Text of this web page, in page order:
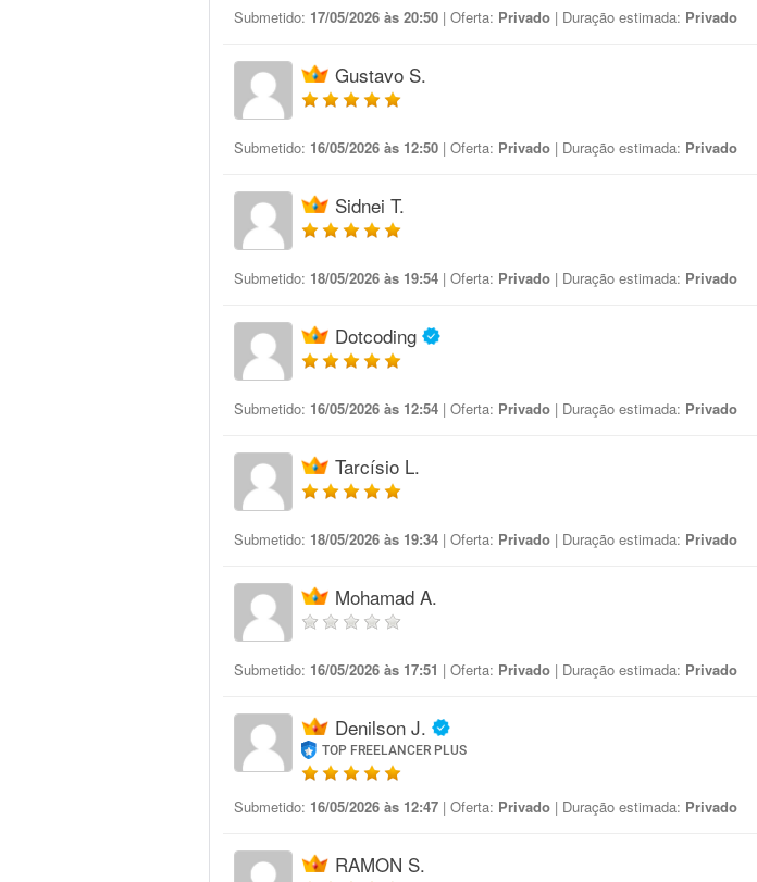
Submetido: 17/05/2026 às 20:50 | Oferta: Privado | Duração estimada: Privado
Gustavo S.
Submetido: 16/05/2026 às 12:50 | Oferta: Privado | Duração estimada: Privado
Sidnei T.
Submetido: 18/05/2026 às 19:54 | Oferta: Privado | Duração estimada: Privado
Dotcoding
Submetido: 16/05/2026 às 12:54 | Oferta: Privado | Duração estimada: Privado
Tarcísio L.
Submetido: 18/05/2026 às 19:34 | Oferta: Privado | Duração estimada: Privado
Mohamad A.
Submetido: 16/05/2026 às 17:51 | Oferta: Privado | Duração estimada: Privado
Denilson J.
TOP FREELANCER PLUS
Submetido: 16/05/2026 às 12:47 | Oferta: Privado | Duração estimada: Privado
RAMON S.